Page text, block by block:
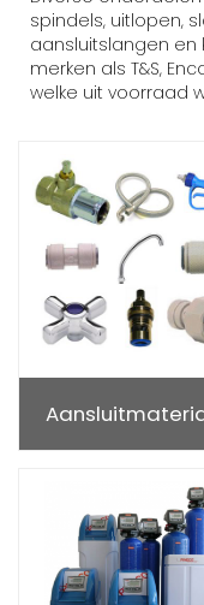
spindels, uitlopen,
aansluitslangen
merken als T&S,
welke uit voorraad